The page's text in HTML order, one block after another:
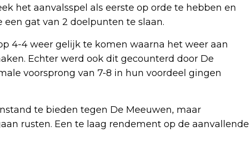
het aanvalsspel als eerste op orde te hebben en
gat van 2 doelpunten te slaan.
4-4 weer gelijk te komen waarna het weer aan
Echter werd ook dit gecounterd door De
voorsprong van 7-8 in hun voordeel gingen
te bieden tegen De Meeuwen, maar
rusten. Een te laag rendement op de aanvallende